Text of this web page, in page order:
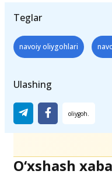
Teglar
navoiy oliygohlari
Ulashing
O‘xshash